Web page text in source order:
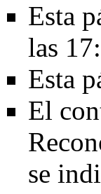
Esta
las
Esta
El
se